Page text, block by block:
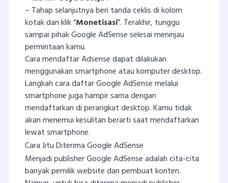
– Tahap selanjutnya beri tanda ceklis di kolom
kotak dan klik “Monetisasi”. Terakhir, tunggu
sampai pihak Google AdSense selesai meninjau
permintaan kamu.
Cara mendaftar Adsense dapat dilakukan
menggunakan smartphone atau komputer desktop.
Langkah cara daftar Google AdSense melalui
smartphone juga hampir sama dengan
mendaftarkan di perangkat desktop. Kamu tidak
akan menemui kesulitan berarti saat mendaftarkan
lewat smartphone.
Cara Jitu Diterima Google AdSense
Menjadi publisher Google AdSense adalah cita-cita
banyak pemilik website dan pembuat konten.